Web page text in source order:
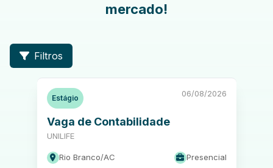
mercado!
Filtros
Estágio 06/08/2026
Vaga de Contabilidade
UNILIFE
Rio Branco/AC
Presencial